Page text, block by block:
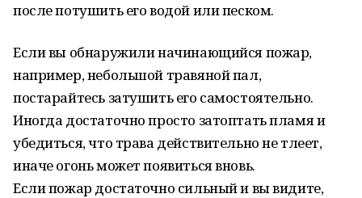
после потушить его водой или песком.
Если вы обнаружили начинающийся пожар,
например, небольшой травяной пал,
постарайтесь затушить его самостоятельно.
Иногда достаточно просто затоптать пламя и
убедиться, что трава действительно не тлеет,
иначе огонь может появиться вновь.
Если пожар достаточно сильный и вы видите,